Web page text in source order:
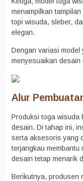
menampilkan
topi wisuda, sleber,
elegan.
Dengan variasi
menyesuaikan desain
Alur
Produksi toga wisuda
desain. Di tahap ini,
serta aksesoris yang
terjangkau membantu
desain tetap menarik
Berikutnya, produsen